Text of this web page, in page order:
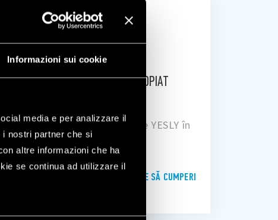
Informazioni sui cookie
media e per analizzare il
nostri partner che si
altre informazioni che ha
se continua ad utilizzare il
GĂSEȘTE CEL MAI APROPIAT
Caută distribuitori și puncte YESLY în
zona ta
DE UNDE SĂ CUMPERI